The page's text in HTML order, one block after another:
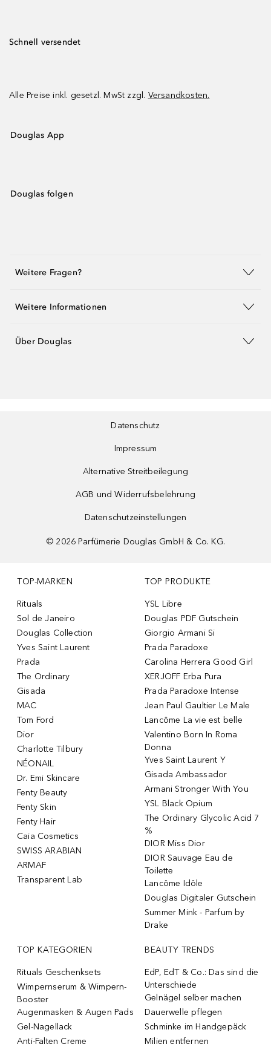
Schnell versendet
Alle Preise inkl. gesetzl. MwSt zzgl. Versandkosten.
Douglas App
Douglas folgen
Weitere Fragen?
Weitere Informationen
Über Douglas
Datenschutz
Impressum
Alternative Streitbeilegung
AGB und Widerrufsbelehrung
Datenschutzeinstellungen
© 2026 Parfümerie Douglas GmbH & Co. KG.
TOP-MARKEN
Rituals
Sol de Janeiro
Douglas Collection
Yves Saint Laurent
Prada
The Ordinary
Gisada
MAC
Tom Ford
Dior
Charlotte Tilbury
NÉONAIL
Dr. Emi Skincare
Fenty Beauty
Fenty Skin
Fenty Hair
Caia Cosmetics
SWISS ARABIAN
ARMAF
Transparent Lab
TOP PRODUKTE
YSL Libre
Douglas PDF Gutschein
Giorgio Armani Si
Prada Paradoxe
Carolina Herrera Good Girl
XERJOFF Erba Pura
Prada Paradoxe Intense
Jean Paul Gaultier Le Male
Lancôme La vie est belle
Valentino Born In Roma
Donna
Yves Saint Laurent Y
Gisada Ambassador
Armani Stronger With You
YSL Black Opium
The Ordinary Glycolic Acid 7
%
DIOR Miss Dior
DIOR Sauvage Eau de
Toilette
Lancôme Idôle
Douglas Digitaler Gutschein
Summer Mink - Parfum by
Drake
TOP KATEGORIEN
Rituals Geschenksets
Wimpernserum & Wimpern-
Booster
Augenmasken & Augen Pads
Gel-Nagellack
Anti-Falten Creme
BEAUTY TRENDS
EdP, EdT & Co.: Das sind die
Unterschiede
Gelnägel selber machen
Dauerwelle pflegen
Schminke im Handgepäck
Milien entfernen